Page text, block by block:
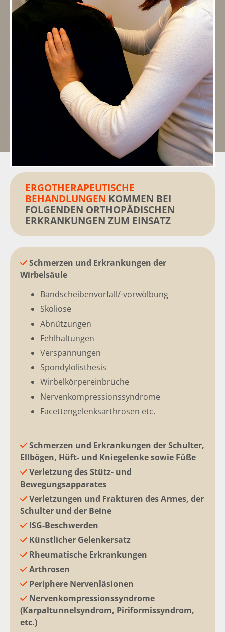
ERGOTHERAPEUTISCHE
BEHANDLUNGEN KOMMEN BEI
FOLGENDEN ORTHOPÄDISCHEN
ERKRANKUNGEN ZUM EINSATZ
 Schmerzen und Erkrankungen der
Wirbelsäule
Bandscheibenvorfall/-vorwölbung
Skoliose
Abnützungen
Fehlhaltungen
Verspannungen
Spondylolisthesis
Wirbelkörpereinbrüche
Nervenkompressionssyndrome
Facettengelenksarthrosen etc.
 Schmerzen und Erkrankungen der Schulter,
Ellbögen, Hüft- und Kniegelenke sowie Füße
 Verletzung des Stütz- und
Bewegungsapparates
 Verletzungen und Frakturen des Armes, der
Schulter und der Beine
 ISG-Beschwerden
 Künstlicher Gelenkersatz
 Rheumatische Erkrankungen
 Arthrosen
 Periphere Nervenläsionen
 Nervenkompressionssyndrome
(Karpaltunnelsyndrom, Piriformissyndrom,
etc.)